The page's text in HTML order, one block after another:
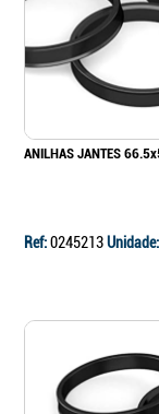
ANILHAS JANTES
Ref:0245213Unidade: